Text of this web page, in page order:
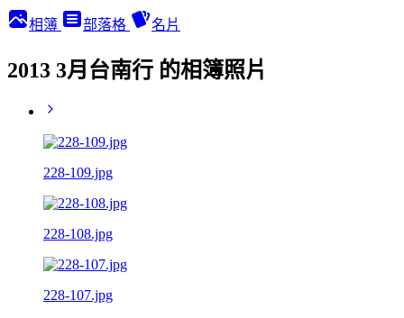
相簿 部落格 名片
2013 3月台南行 的相簿照片
228-109.jpg
228-108.jpg
228-107.jpg